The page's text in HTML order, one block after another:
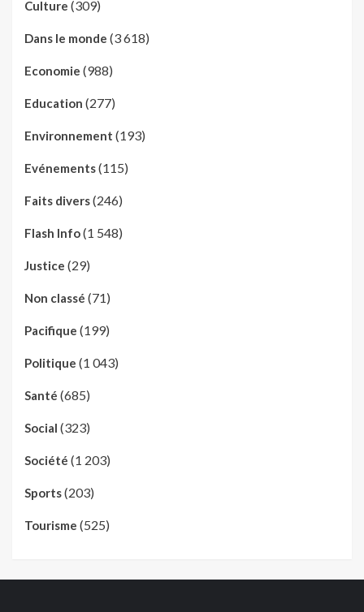
Culture (309)
Dans le monde (3 618)
Economie (988)
Education (277)
Environnement (193)
Evénements(115)
Faits divers(246)
Flash Info(1 548)
Justice (29)
Non classé (71)
Pacifique (199)
Politique (1 043)
Santé (685)
Social (323)
Société (1 203)
Sports(203)
Tourisme (525)